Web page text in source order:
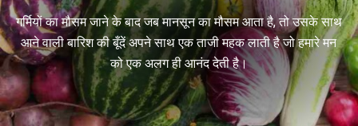
गर्मियों का मौसम जाने के बाद जब मानसून का मौसम आता है, तो उसके साथ
आने वाली बारिश की बूँदें अपने साथ एक ताजी महक लाती है जो हमारे मन
को एक अलग ही आनंद देती है।